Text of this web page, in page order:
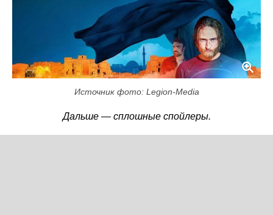
Источник фото: Legion-Media
Дальше — сплошные спойлеры.